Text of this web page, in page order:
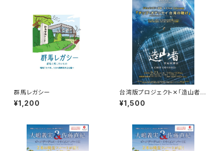
群馬レガシー
¥1,200
台湾版プロジェクト✕「造山者」
ー枚のチップが、世界を変えるー
ドキュメンタリー上映
¥1,500